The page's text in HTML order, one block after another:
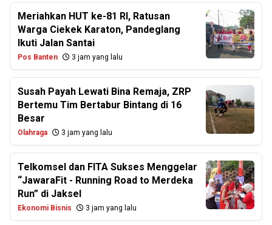
Meriahkan HUT ke-81 RI, Ratusan
Warga Ciekek Karaton, Pandeglang
Ikuti Jalan Santai
Pos Banten 3 jam yang lalu
Susah Payah Lewati Bina Remaja, ZRP
Bertemu Tim Bertabur Bintang di 16
Besar
Olahraga 3 jam yang lalu
Telkomsel dan FITA Sukses Menggelar
“JawaraFit - Running Road to Merdeka
Run” di Jaksel
Ekonomi Bisnis 3 jam yang lalu